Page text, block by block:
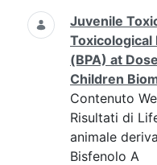
Juvenile
Toxicological
(BPA) at
Children
Contenuto
Risultati di
animale
Bisfenolo A